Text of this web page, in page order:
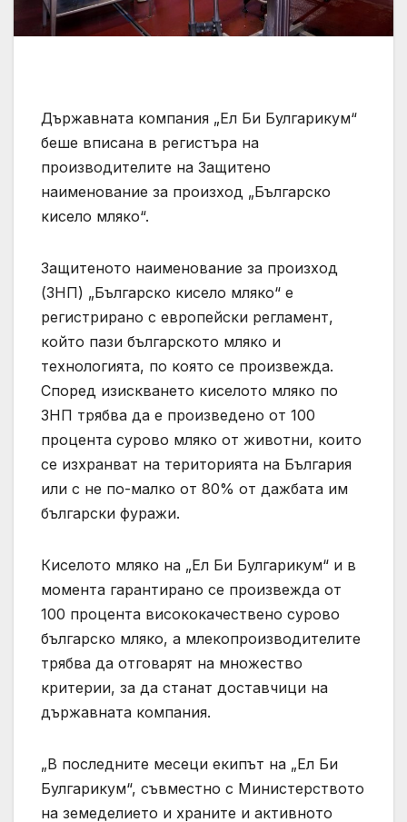
Държавната компания „Ел Би Булгарикум“
беше вписана в регистъра на
производителите на Защитено
наименование за произход „Българско
кисело мляко“.
Защитеното наименование за произход
(ЗНП) „Българско кисело мляко“ е
регистрирано с европейски регламент,
който пази българското мляко и
технологията, по която се произвежда.
Според изискването киселото мляко по
ЗНП трябва да е произведено от 100
процента сурово мляко от животни, които
се изхранват на територията на България
или с не по-малко от 80% от дажбата им
български фуражи.
Киселото мляко на „Ел Би Булгарикум“ и в
момента гарантирано се произвежда от
100 процента висококачествено сурово
българско мляко, а млекопроизводителите
трябва да отговарят на множество
критерии, за да станат доставчици на
държавната компания.
„В последните месеци екипът на „Ел Би
Булгарикум“, съвместно с Министерството
на земеделието и храните и активното